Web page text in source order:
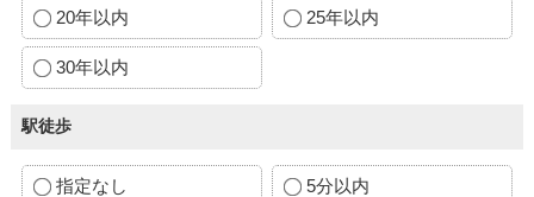
20年以内 25年以内
30年以内
駅徒歩
指定なし 5分以内